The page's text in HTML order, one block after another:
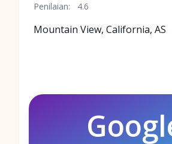
Penilaian: 4.6
Mountain View, California, AS